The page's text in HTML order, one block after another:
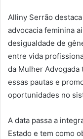
Alliny Serrão
advocacia feminina
desigualdade de
entre vida
da Mulher
essas pautas e
oportunidades no
A data passa a
Estado e tem como